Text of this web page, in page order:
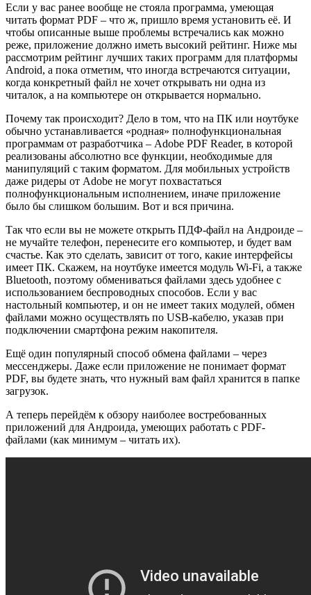
Если у вас ранее вообще не стояла программа, умеющая
читать формат PDF – что ж, пришло время установить её. И
чтобы описанные выше проблемы встречались как можно
реже, приложение должно иметь высокий рейтинг. Ниже мы
рассмотрим рейтинг лучших таких программ для платформы
Android, а пока отметим, что иногда встречаются ситуации,
когда конкретный файл не хочет открывать ни одна из
читалок, а на компьютере он открывается нормально.
Почему так происходит? Дело в том, что на ПК или ноутбуке
обычно устанавливается «родная» полнофункциональная
программам от разработчика – Adobe PDF Reader, в которой
реализованы абсолютно все функции, необходимые для
манипуляций с таким форматом. Для мобильных устройств
даже ридеры от Adobe не могут похвастаться
полнофункциональным исполнением, иначе приложение
было бы слишком большим. Вот и вся причина.
Так что если вы не можете открыть ПДФ-файл на Андроиде –
не мучайте телефон, перенесите его компьютер, и будет вам
счастье. Как это сделать, зависит от того, какие интерфейсы
имеет ПК. Скажем, на ноутбуке имеется модуль Wi-Fi, а также
Bluetooth, поэтому обмениваться файлами здесь удобнее с
использованием беспроводных способов. Если у вас
настольный компьютер, и он не имеет таких модулей, обмен
файлами можно осуществлять по USB-кабелю, указав при
подключении смартфона режим накопителя.
Ещё один популярный способ обмена файлами – через
мессенджеры. Даже если приложение не понимает формат
PDF, вы будете знать, что нужный вам файл хранится в папке
загрузок.
А теперь перейдём к обзору наиболее востребованных
приложений для Андроида, умеющих работать с PDF-
файлами (как минимум – читать их).